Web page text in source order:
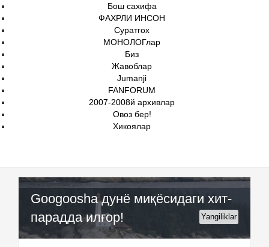
Бош сахифа
ФАХРЛИ ИНСОН
Суратгох
МОНОЛОГлар
Биз
Жавоблар
Jumanji
FANFORUM
2007-2008й архивлар
Овоз бер!
Хикоялар
Googoosha дунё миқёсидаги хит-
парадда илғор!
Yangiliklar